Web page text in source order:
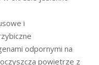
i
odpornymi na
powietrze z